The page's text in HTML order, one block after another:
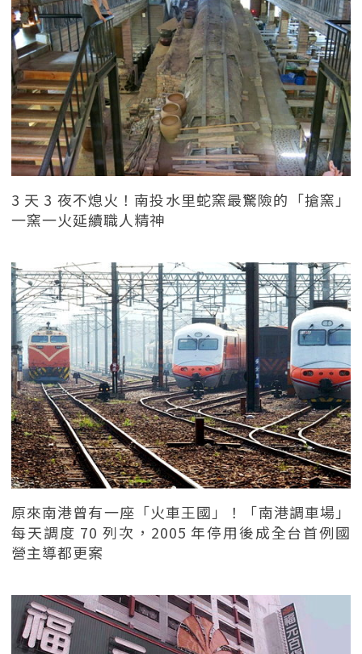
3 天 3 夜不熄火！南投水里蛇窯最驚險的「搶窯」
一窯一火延續職人精神
原來南港曾有一座「火車王國」！「南港調車場」
每天調度 70 列次，2005 年停用後成全台首例國
營主導都更案